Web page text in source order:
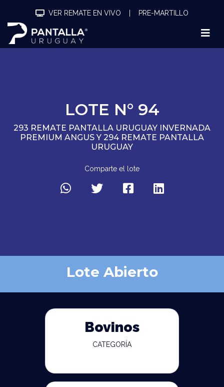
VER REMATE EN VIVO PRE-MARTILLO
LOTE N° 94
293 REMATE PANTALLA URUGUAY INVERNADA
PREMIUM ANGUS Y 294 REMATE PANTALLA
URUGUAY
Comparte el lote
Lote Abierto
Bovinos
CATEGORÍA